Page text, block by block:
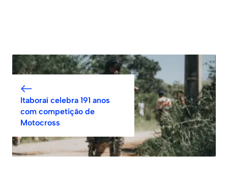
Itaboraí celebra 191 anos
com competição de
Motocross